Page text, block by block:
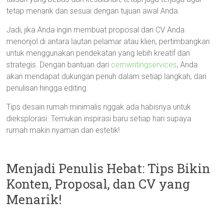
tetap menarik dan sesuai dengan tujuan awal Anda.
Jadi, jika Anda ingin membuat proposal dan CV Anda
menonjol di antara lautan pelamar atau klien, pertimbangkan
untuk menggunakan pendekatan yang lebih kreatif dan
strategis. Dengan bantuan dari cemwritingservices, Anda
akan mendapat dukungan penuh dalam setiap langkah, dari
penulisan hingga editing.
Tips desain rumah minimalis nggak ada habisnya untuk
dieksplorasi. Temukan inspirasi baru setiap hari supaya
rumah makin nyaman dan estetik!
Menjadi Penulis Hebat: Tips Bikin
Konten, Proposal, dan CV yang
Menarik!